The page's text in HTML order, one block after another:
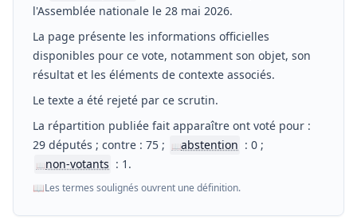
l'Assemblée nationale le 28 mai 2026.
La page présente les informations officielles
disponibles pour ce vote, notamment son objet, son
résultat et les éléments de contexte associés.
Le texte a été rejeté par ce scrutin.
La répartition publiée fait apparaître ont voté pour :
29 députés ; contre : 75 ;
📖abstention : 0 ;
📖non-votants : 1.
📖Les termes soulignés ouvrent une définition.